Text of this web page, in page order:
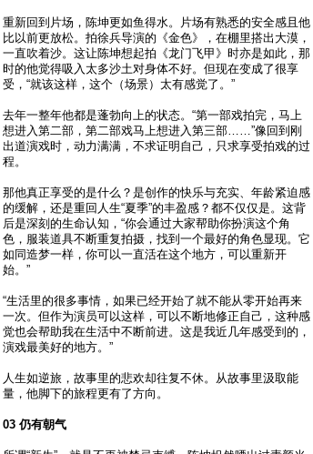
重新回到片场，陈坤更如鱼得水。片场有熟悉的安全感且他
比以前更放松。拍徐兵导演的《金色》，在棚里搭出大漠，
一直吹着沙。这让陈坤想起拍《龙门飞甲》时亦是如此，那
时的他觉得吸入太多沙土对身体不好。但现在变成了很享
受，“就该这样，这个（场景）太有感觉了。”
去年一整年他都是蓬勃向上的状态。“第一部戏拍完，马上
想进入第二部，第二部戏马上想进入第三部……”像回到刚
出道演戏时，动力满满，不求证明自己，只求享受拍戏的过
程。
那他真正享受的是什么？是创作的快乐与充实、年龄紧迫感
的缓解，还是重回人生“夏季”的丰盈感？都不仅仅是。这背
后是深刻的生命认知，“你会通过大家帮助你扮演这个角
色，服装道具不断重复拍摄，找到一个最好的角色显现。它
如同造梦一样，你可以一直活在这个地方，可以重新开
始。”
“生活里的很多事情，如果已经开始了就不能从零开始再来
一次。但作为演员可以这样，可以不断地修正自己，这种感
觉也会帮助我在生活中不断前进。这是我近几年感受到的，
演戏最美好的地方。”
人生如逆旅，故事里的悲欢却往复不休。从故事里汲取能
量，他脚下的旅程更有了方向。
03 仍有朝气